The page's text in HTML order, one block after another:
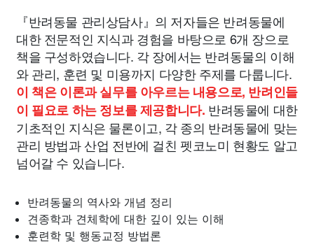
『반려동물 관리상담사』의 저자들은 반려동물에
대한 전문적인 지식과 경험을 바탕으로 6개 장으로
책을 구성하였습니다. 각 장에서는 반려동물의 이해
와 관리, 훈련 및 미용까지 다양한 주제를 다룹니다.
이 책은 이론과 실무를 아우르는 내용으로, 반려인들
이 필요로 하는 정보를 제공합니다. 반려동물에 대한
기초적인 지식은 물론이고, 각 종의 반려동물에 맞는
관리 방법과 산업 전반에 걸친 펫코노미 현황도 알고
넘어갈 수 있습니다.
반려동물의 역사와 개념 정리
견종학과 견체학에 대한 깊이 있는 이해
훈련학 및 행동교정 방법론